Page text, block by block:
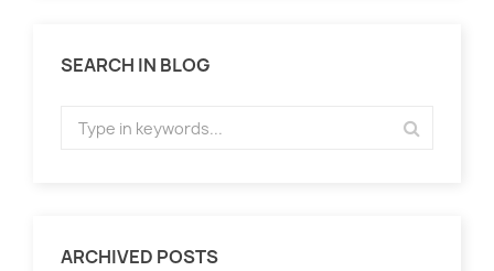
SEARCH IN BLOG
ARCHIVED POSTS